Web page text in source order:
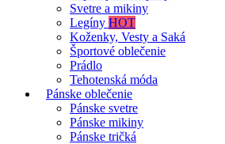
Svetre a mikiny
Legíny HOT
Koženky, Vesty a Saká
Športové oblečenie
Prádlo
Tehotenská móda
Pánske oblečenie
Pánske svetre
Pánske mikiny
Pánske tričká